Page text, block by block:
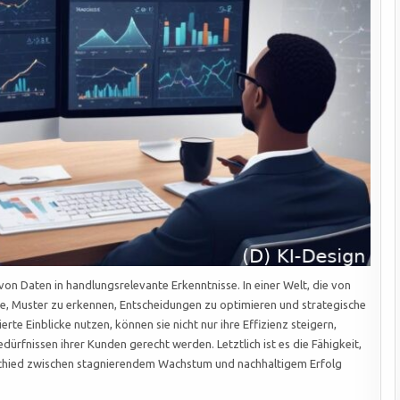
Daten in handlungsrelevante Erkenntnisse. In einer Welt, die von
zu erkennen, Entscheidungen zu optimieren und strategische
Einblicke nutzen, können sie nicht nur ihre Effizienz steigern,
ihrer Kunden gerecht werden. Letztlich ist es die Fähigkeit,
zwischen stagnierendem Wachstum und nachhaltigem Erfolg